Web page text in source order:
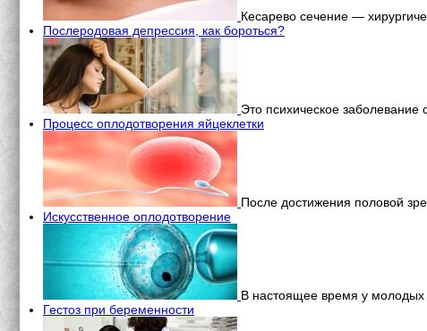
Кесарево сечение —
Послеродовая депрессия, как бороться?
Это психическое
Процесс оплодотворения яйцеклетки
После достижения половой
Искусственное оплодотворение
В настоящее время у молодых
Гестоз при беременности